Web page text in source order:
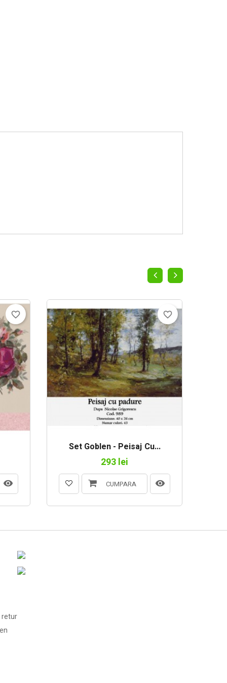
favorite_border
Set Goblen - Peisaj Cu...
293 lei
CUMPARA
favorite_border
retur